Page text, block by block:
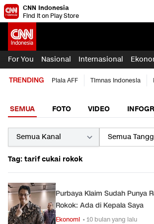
CNN Indonesia
Find it on Play Store
For You Nasional Internasional
TRENDING Piala AFF Timnas Indonesia
SEMUA FOTO VIDEO
Tag: tarif cukai rokok
Purbaya Klaim Sudah Punya
Rokok: Ada di Kepala Saya
Ekonomi • 10 bulan yang lalu